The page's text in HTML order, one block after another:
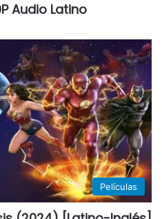
Audio Latino
Películas